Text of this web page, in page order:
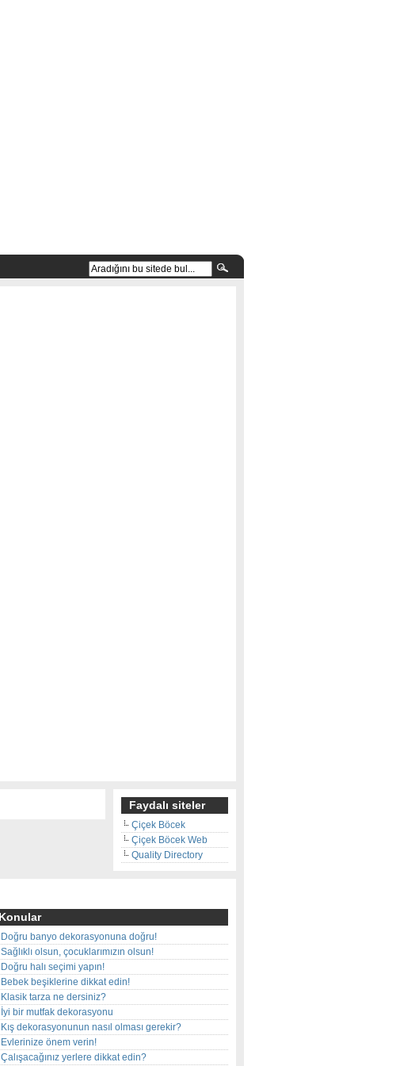
Faydalı siteler
Çiçek Böcek
Çiçek Böcek Web
Quality Directory
Konular
Doğru banyo dekorasyonuna doğru!
Sağlıklı olsun, çocuklarımızın olsun!
Doğru halı seçimi yapın!
Bebek beşiklerine dikkat edin!
Klasik tarza ne dersiniz?
İyi bir mutfak dekorasyonu
Kış dekorasyonunun nasıl olması gerekir?
Evlerinize önem verin!
Çalışacağınız yerlere dikkat edin?